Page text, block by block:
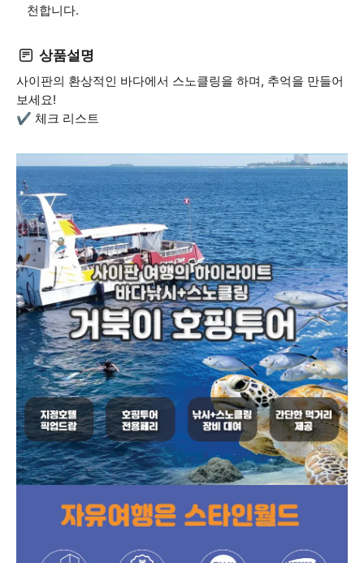
천합니다.
상품설명
사이판의 환상적인 바다에서 스노클링을 하며, 추억을 만들어
보세요!
✔️ 체크 리스트